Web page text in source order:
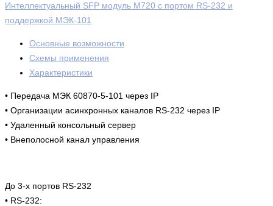
Интеллектуальный SFP модуль M720 с портом RS-232 и
поддержкой МЭК-101
Основные возможности
Схемы применения
Характеристики
• Передача МЭК 60870-5-101 через IP
• Организации асинхронных каналов RS-232 через IP
• Удаленный консольный сервер
• Внеполосной канал управления
До 3-х портов RS-232
• RS-232: